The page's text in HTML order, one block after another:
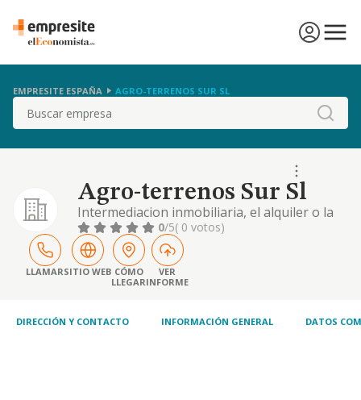
EMPRESITE ESPAÑA AGRO-TERRENOS SUR SL
Buscar
Agro-terrenos Sur Sl
Intermediacion inmobiliaria, el alquiler o la
compraventa de inmuebles, solares, fincas
rusticas, explotaciones agricolas, asi como la
construccion ypromocion inmobiliaria de
cualquier clase de inmuebles.
0/5( 0 votos)
LLAMARSITIO WEB CÓMO
LLEGAR
VER
INFORME
DIRECCIÓN Y CONTACTO INFORMACIÓN GENERAL DATOS